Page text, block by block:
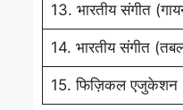
13. भारतीय संगीत
14. भारतीय संगीत
15. फिज़िकल एजुकेशन